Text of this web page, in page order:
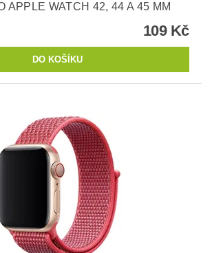
APPLE WATCH 42, 44 A 45 MM
109 Kč